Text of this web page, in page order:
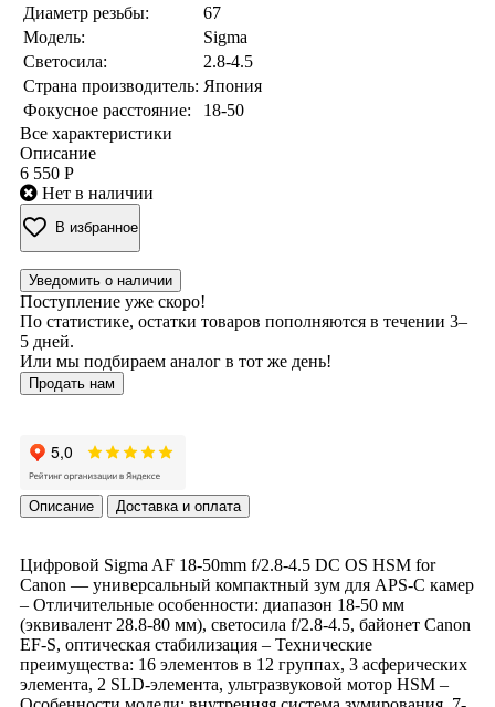
Диаметр резьбы:
67
Модель:
Sigma
Светосила:
2.8-4.5
Страна производитель: Япония
Фокусное расстояние:
18-50
Все характеристики
Описание
6 550 Р
Нет в наличии
В избранное
Уведомить о наличии
Поступление уже скоро!
По статистике, остатки товаров пополняются в течении 3–
5 дней.
Или мы подбираем аналог в тот же день!
Продать нам
Описание Доставка и оплата
Цифровой Sigma AF 18-50mm f/2.8-4.5 DC OS HSM for
Canon — универсальный компактный зум для APS-C камер
– Отличительные особенности: диапазон 18-50 мм
(эквивалент 28.8-80 мм), светосила f/2.8-4.5, байонет Canon
EF-S, оптическая стабилизация – Технические
преимущества: 16 элементов в 12 группах, 3 асферических
элемента, 2 SLD-элемента, ультразвуковой мотор HSM –